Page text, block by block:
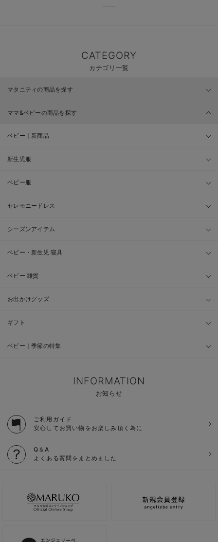
CATEGORY
カテゴリ一覧
マタニティの商品を探す
ママ&ベビーの商品を探す
ベビー｜新商品
新生児服
ベビー服
セレモニードレス
シーズンアイテム
ベビー・新生児 寝具
ベビー 雑貨
お出かけグッズ
ギフト
ベビー｜季節の特集
INFORMATION
お知らせ
ご利用ガイド
安心してお買い物をお楽しみ頂く為に
Q＆A
よくある質問をまとめました